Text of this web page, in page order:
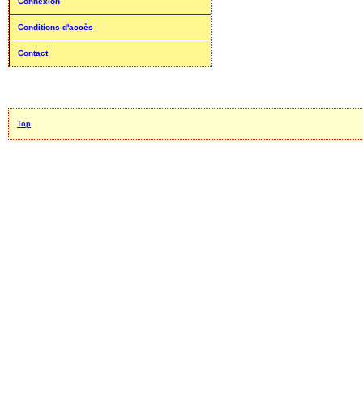
Conditions d'accès
Contact
Top